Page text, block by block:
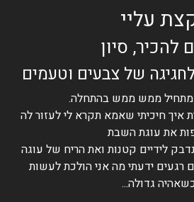
עליי
להכיר, סיון
של צבעים וטעמים
מתחיל ממש ממש בהתחלה.
איך חיכיתי שאמא תקרא לי לעזור לה
את עוגת השבת
לידיים קטנות ואת הריח של עוגה
רגעים ידעתי מה אני הולכת לעשות
גדולה...